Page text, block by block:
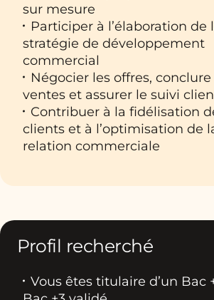
sur mesure
Participer à l’élaboration de
stratégie de développement
commercial
Négocier les offres, conclure
ventes et assurer le suivi
Contribuer à la fidélisation
clients et à l’optimisation de
relation commerciale
Profil recherché
Vous êtes titulaire d’un Bac